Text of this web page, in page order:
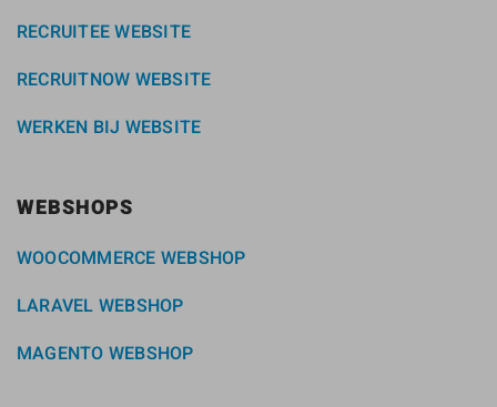
RECRUITEE WEBSITE
RECRUITNOW WEBSITE
WERKEN BIJ WEBSITE
WEBSHOPS
WOOCOMMERCE WEBSHOP
LARAVEL WEBSHOP
MAGENTO WEBSHOP